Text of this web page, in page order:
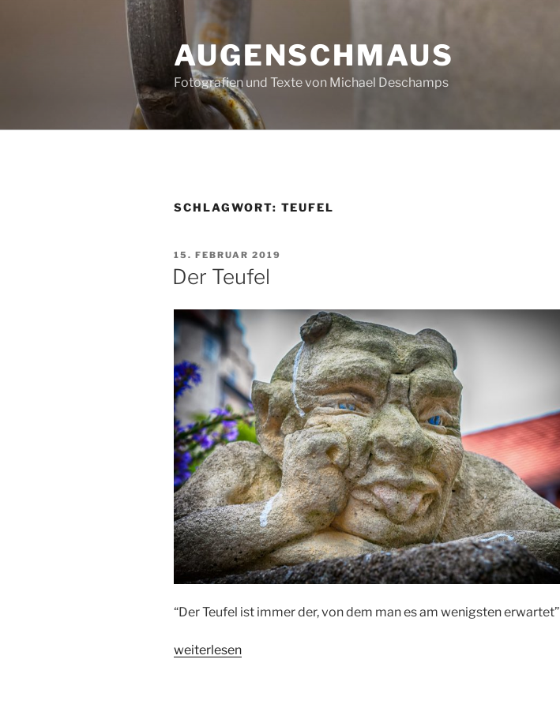
AUGENSCHMAUS
Fotografien und Texte von Michael Deschamps
SCHLAGWORT: TEUFEL
VERÖFFENTLICHT
AM
15. FEBRUAR 2019
Der Teufel
“Der Teufel ist immer der, von dem man es am wenigsten erwartet”
„Der
weiterlesen